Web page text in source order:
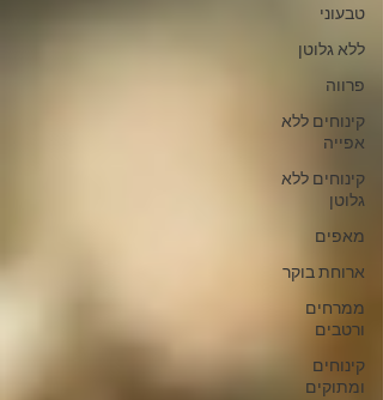
טבעוני
ללא גלוטן
פרווה
קינוחים ללא
אפייה
קינוחים ללא
גלוטן
מאפים
ארוחת בוקר
ממרחים
ורטבים
קינוחים
ומתוקים